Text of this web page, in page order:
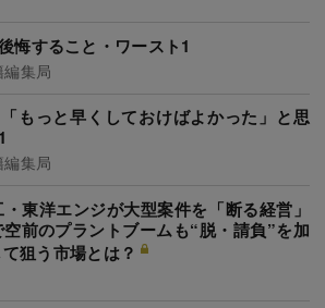
悔すること・ワースト1
集局
もっと早くしておけばよかった」と思
集局
東洋エンジが大型案件を「断る経営」
前のプラントブームも“脱・請負”を加
狙う市場とは？